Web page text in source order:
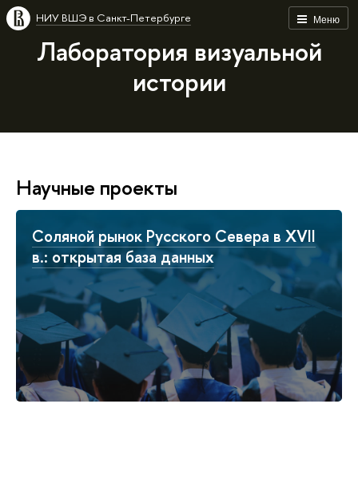
Меню
НИУ ВШЭ в Санкт-Петербурге
Лаборатория визуальной
истории
Научные проекты
Соляной рынок Русского Севера в XVII
в.: открытая база данных